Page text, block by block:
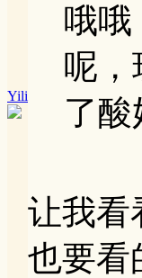
Yili
哦哦
呢，
了酸
让我看
也要看